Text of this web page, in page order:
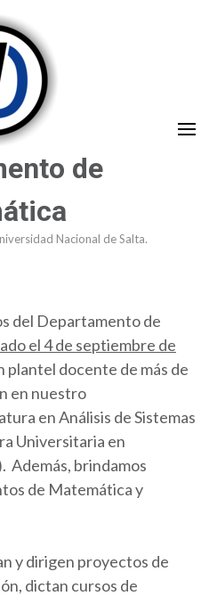
de
Nacional de Salta.
del Departamento de
el 4 de septiembre de
plantel docente de más de
en nuestro
en Análisis de Sistemas
Universitaria en
Además, brindamos
de Matemática y
y dirigen proyectos de
dictan cursos de